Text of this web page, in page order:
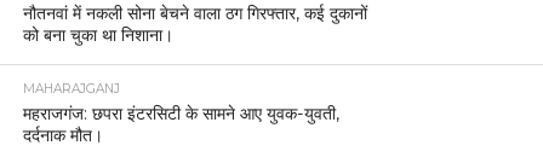
नौतनवां में नकली सोना बेचने वाला ठग गिरफ्तार, कई दुकानों
को बना चुका था निशाना।
MAHARAJGANJ
महराजगंज: छपरा इंटरसिटी के सामने आए युवक-युवती,
दर्दनाक मौत।